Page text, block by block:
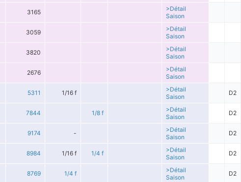
3165
>Détail
Saison
3059
>Détail
Saison
3820
>Détail
Saison
2676
>Détail
Saison
5311 1/16 f
>Détail
Saison
D2
7844 1/8 f
>Détail
Saison
D2
9174 -
>Détail
Saison
D2
8984 1/16 f 1/4 f
>Détail
Saison
D2
8769 1/4 f
>Détail
Saison
D2